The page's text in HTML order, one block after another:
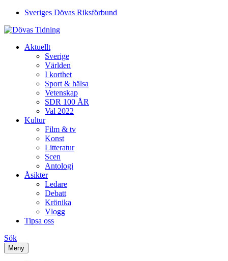
Sveriges Dövas Riksförbund
Aktuellt
Sverige
Världen
I korthet
Sport & hälsa
Vetenskap
SDR 100 ÅR
Val 2022
Kultur
Film & tv
Konst
Litteratur
Scen
Antologi
Åsikter
Ledare
Debatt
Krönika
Vlogg
Tipsa oss
Sök
Meny